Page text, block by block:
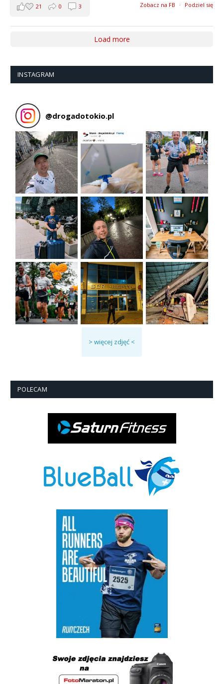
Zobacz na FB · Podziel się
21 0 3
Load more
INSTAGRAM
@drogadotokio.pl
> więcej zdjęć <
POLECAM